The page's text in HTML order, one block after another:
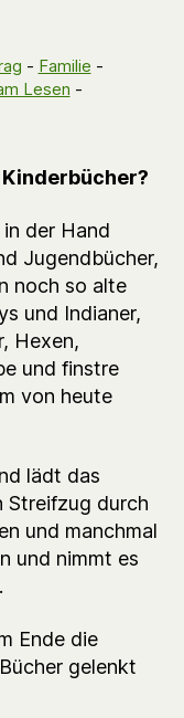
- Familie -
Lesen -
der Hand
Jugendbücher,
noch so alte
und Indianer,
Hexen,
und finstre
von heute
lädt das
Streifzug durch
und manchmal
und nimmt es
Ende die
gelenkt